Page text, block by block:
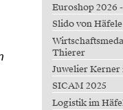
Euroshop 2026
Slido von
Thierer
Juwelier Kerner
SICAM 2025
Logistik im